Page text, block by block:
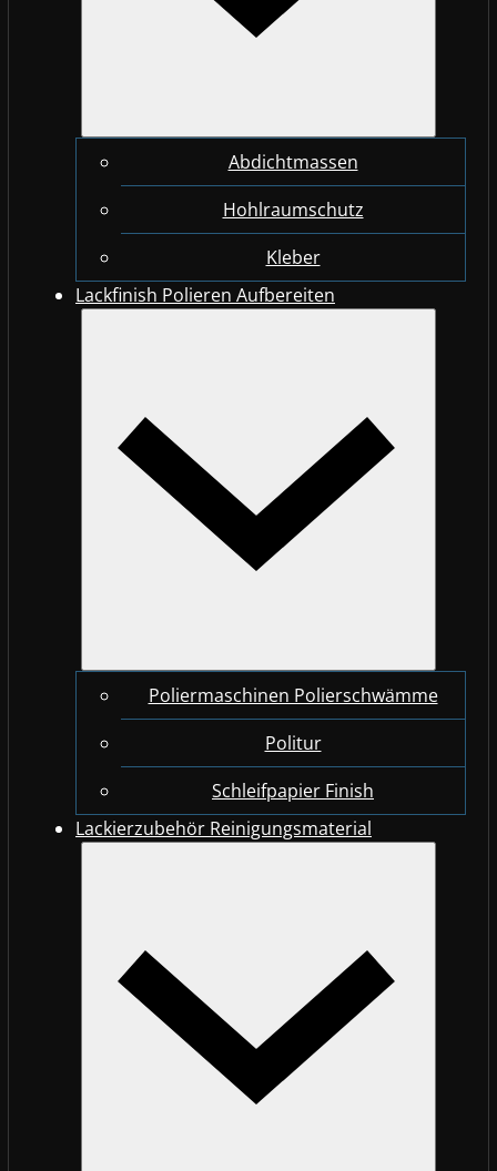
Abdichtmassen
Hohlraumschutz
Kleber
Lackfinish Polieren Aufbereiten
Poliermaschinen Polierschwämme
Politur
Schleifpapier Finish
Lackierzubehör Reinigungsmaterial